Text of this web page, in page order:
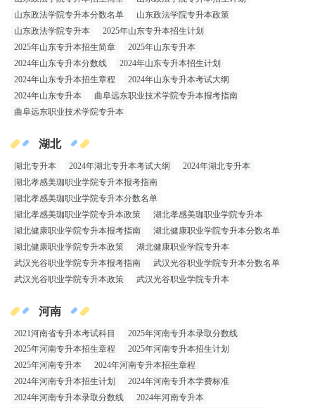
山东政法学院专升本分数名单
山东政法学院专升本政策
山东政法学院专升本
2025年山东专升本招生计划
2025年山东专升本招生简章
2025年山东专升本
2024年山东专升本分数线
2024年山东专升本招生计划
2024年山东专升本招生章程
2024年山东专升本考试大纲
2024年山东专升本
曲阜远东职业技术学院专升本报考指南
曲阜远东职业技术学院专升本
湖北
湖北专升本 2024年湖北专升本考试大纲
2024年湖北专升本
湖北孝感美珈职业学院专升本报考指南
湖北孝感美珈职业学院专升本分数名单
湖北孝感美珈职业学院专升本政策
湖北孝感美珈职业学院专升本
湖北健康职业学院专升本报考指南
湖北健康职业学院专升本分数名单
湖北健康职业学院专升本政策
湖北健康职业学院专升本
武汉光谷职业学院专升本报考指南
武汉光谷职业学院专升本分数名单
武汉光谷职业学院专升本政策
武汉光谷职业学院专升本
河南
2021河南省专升本考试科目
2025年河南专升本录取分数线
2025年河南专升本招生章程
2025年河南专升本招生计划
2025年河南专升本
2024年河南专升本招生章程
2024年河南专升本招生计划
2024年河南专升本学费标准
2024年河南专升本录取分数线
2024年河南专升本